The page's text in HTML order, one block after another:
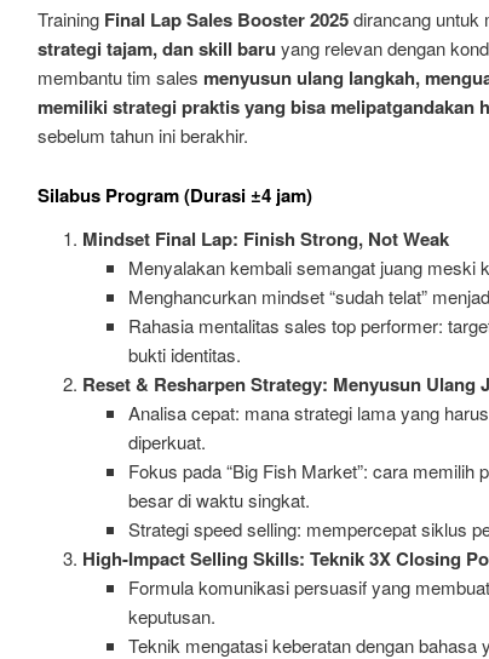
Training Final Lap Sales Booster 2025dirancang untuk
strategi tajam, dan skill baru yang relevan dengan
membantu tim sales menyusun ulang langkah,
memiliki strategi praktis yang bisa melipatgandakan
sebelum tahun ini berakhir.
Silabus Program (Durasi ±4 jam)
Mindset Final Lap: Finish Strong, Not Weak
Menyalakan kembali semangat juang meski
Menghancurkan mindset “sudah telat”
Rahasia mentalitas sales top performer:
bukti identitas.
Reset & Resharpen Strategy: Menyusun Ulang
Analisa cepat: mana strategi lama yang
diperkuat.
Fokus pada “Big Fish Market”: cara memilih
besar di waktu singkat.
Strategi speed selling: mempercepat siklus
High-Impact Selling Skills: Teknik 3X Closing
Formula komunikasi persuasif yang
keputusan.
Teknik mengatasi keberatan dengan bahasa